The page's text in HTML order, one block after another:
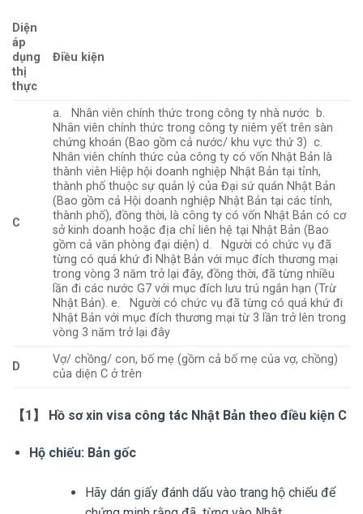
Diện
áp
dụng
thị
thực
Điều kiện
C
a. Nhân viên chính thức trong công ty nhà nước b.
Nhân viên chính thức trong công ty niêm yết trên sàn
chứng khoán (Bao gồm cả nước/ khu vực thứ 3) c.
Nhân viên chính thức của công ty có vốn Nhật Bản là
thành viên Hiệp hội doanh nghiệp Nhật Bản tại tỉnh,
thành phố thuộc sự quản lý của Đại sứ quán Nhật Bản
(Bao gồm cả Hội doanh nghiệp Nhật Bản tại các tỉnh,
thành phố), đồng thời, là công ty có vốn Nhật Bản có cơ
sở kinh doanh hoặc địa chỉ liên hệ tại Nhật Bản (Bao
gồm cả văn phòng đại diện) d. Người có chức vụ đã
từng có quá khứ đi Nhật Bản với mục đích thương mại
trong vòng 3 năm trở lại đây, đồng thời, đã từng nhiều
lần đi các nước G7 với mục đích lưu trú ngắn hạn (Trừ
Nhật Bản). e. Người có chức vụ đã từng có quá khứ đi
Nhật Bản với mục đích thương mại từ 3 lần trở lên trong
vòng 3 năm trở lại đây
D
Vợ/ chồng/ con, bố mẹ (gồm cả bố mẹ của vợ, chồng)
của diện C ở trên
【1】 Hồ sơ xin visa công tác Nhật Bản theo điều kiện C
Hộ chiếu: Bản gốc
Hãy dán giấy đánh dấu vào trang hộ chiếu để